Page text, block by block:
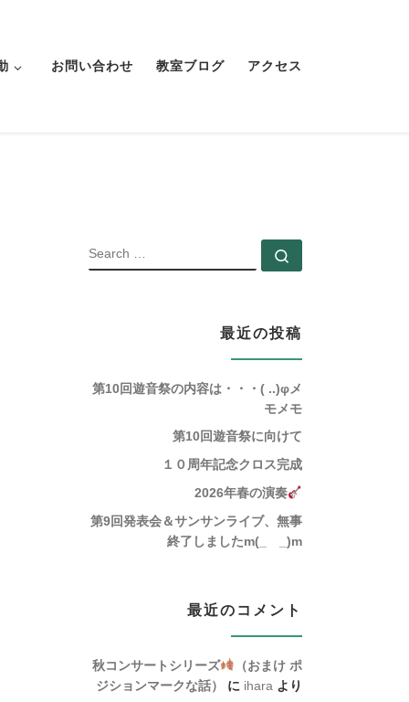
お問い合わせ 教室ブログ アクセス
SEARCH
最近の投稿
第10回遊音祭の内容は・・・( ..)φメ
モメモ
第10回遊音祭に向けて
１０周年記念クロス完成
2026年春の演奏
第9回発表会＆サンサンライブ、無事
終了しましたm(_ _)m
最近のコメント
秋コンサートシリーズ
（おまけ ポ
ジションマークな話）
に ihara より